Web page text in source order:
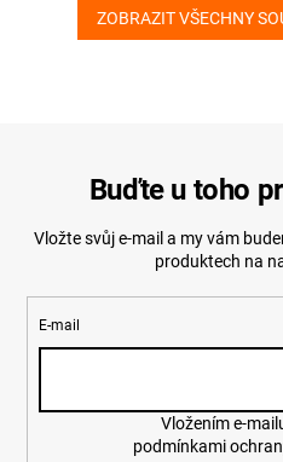
ZOBRAZIT VŠECHNY
Buďte u toho
Vložte svůj e-mail a my vám
produktech na
E-mail
podmínkami